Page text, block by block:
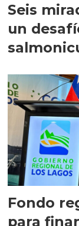
Seis
un
Fondo
para